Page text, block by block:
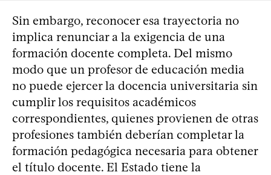
Sin embargo, reconocer esa trayectoria no
implica renunciar a la exigencia de una
formación docente completa. Del mismo
modo que un profesor de educación media
no puede ejercer la docencia universitaria sin
cumplir los requisitos académicos
correspondientes, quienes provienen de otras
profesiones también deberían completar la
formación pedagógica necesaria para obtener
el título docente. El Estado tiene la